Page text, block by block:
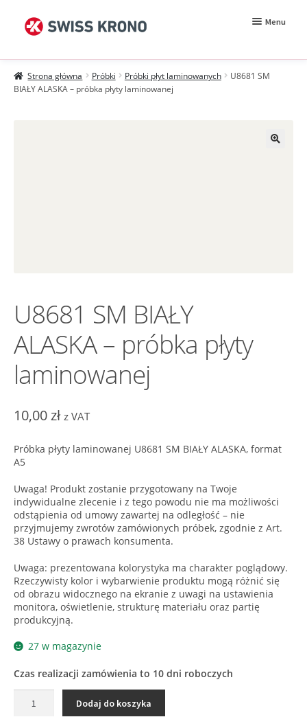
Przejdź
Przejdź
Menu
Próbki
Rozwiń
Wzorniki
Strona główna Próbki Próbki płyt laminowanych
U8681 SM
BIAŁY ALASKA – próbka płyty laminowanej
U8681 SM BIAŁY
ALASKA – próbka płyty
laminowanej
10,00zł z VAT
Próbka płyty laminowanej U8681 SM BIAŁY ALASKA, format
A5
Uwaga! Produkt zostanie przygotowany na Twoje
indywidualne zlecenie i z tego powodu nie ma możliwości
odstąpienia od umowy zawartej na odległość – nie
przyjmujemy zwrotów zamówionych próbek, zgodnie z Art.
38 Ustawy o prawach konsumenta.
Uwaga: prezentowana kolorystyka ma charakter poglądowy.
Rzeczywisty kolor i wybarwienie produktu mogą różnić się
od obrazu widocznego na ekranie z uwagi na ustawienia
monitora, oświetlenie, strukturę materiału oraz partię
produkcyjną.
27 w magazynie
Czas realizacji zamówienia to 10 dni roboczych
U8681
Dodaj do koszyka